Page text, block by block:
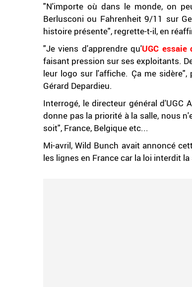
"N'importe où dans le monde, on
Berlusconi ou Fahrenheit 9/11 sur
histoire présente", regrette-t-il, en
"Je viens d'apprendre qu'UGC
faisant pression sur ses exploitants.
leur logo sur l'affiche. Ça me
Gérard Depardieu.
Interrogé, le directeur général
donne pas la priorité à la salle, nous
soit", France, Belgique etc...
Mi-avril, Wild Bunch avait annoncé
les lignes en France car la loi interdit